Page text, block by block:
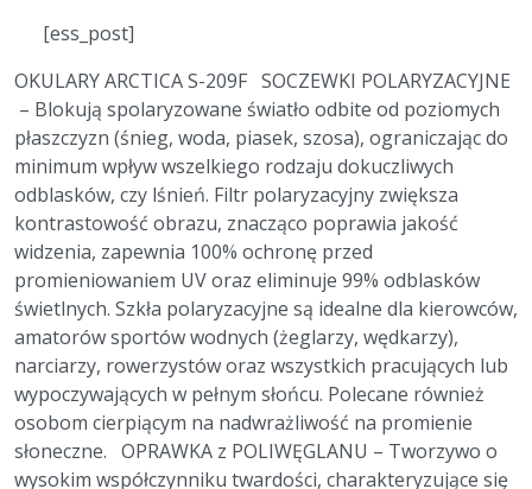
[ess_post]
OKULARY ARCTICA S-209F SOCZEWKI POLARYZACYJNE
– Blokują spolaryzowane światło odbite od poziomych
płaszczyzn (śnieg, woda, piasek, szosa), ograniczając do
minimum wpływ wszelkiego rodzaju dokuczliwych
odblasków, czy lśnień. Filtr polaryzacyjny zwiększa
kontrastowość obrazu, znacząco poprawia jakość
widzenia, zapewnia 100% ochronę przed
promieniowaniem UV oraz eliminuje 99% odblasków
świetlnych. Szkła polaryzacyjne są idealne dla kierowców,
amatorów sportów wodnych (żeglarzy, wędkarzy),
narciarzy, rowerzystów oraz wszystkich pracujących lub
wypoczywających w pełnym słońcu. Polecane również
osobom cierpiącym na nadwrażliwość na promienie
słoneczne. OPRAWKA z POLIWĘGLANU – Tworzywo o
wysokim współczynniku twardości, charakteryzujące się